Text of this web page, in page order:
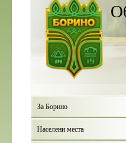
За Борино
Населени места